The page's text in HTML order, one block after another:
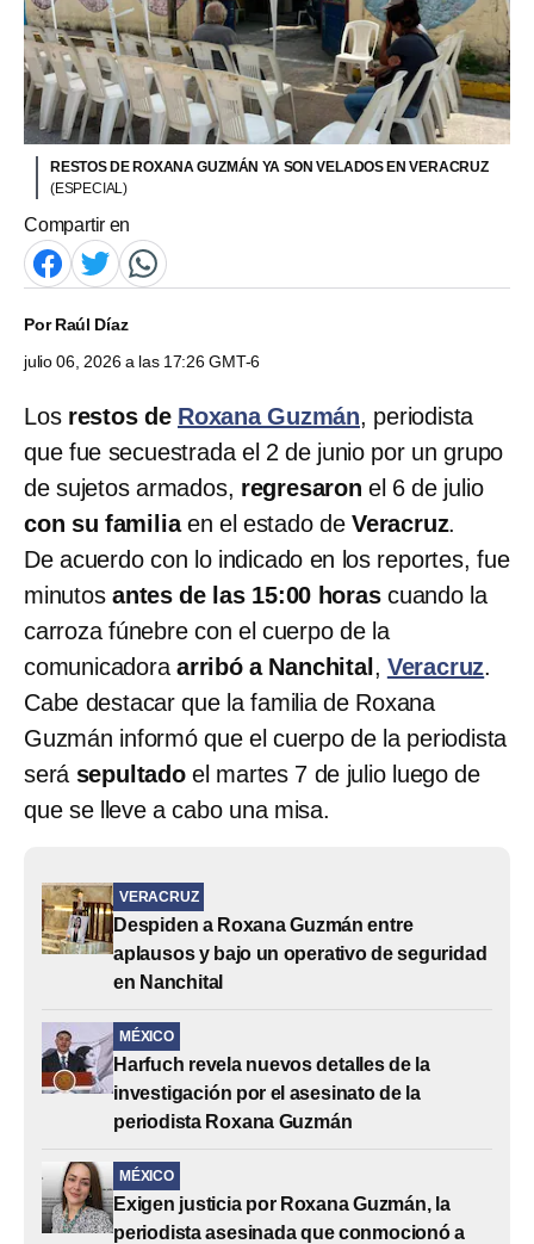
RESTOS DE ROXANA GUZMÁN YA SON VELADOS EN VERACRUZ
(ESPECIAL)
Compartir en
PorRaúl Díaz
julio 06, 2026 a las 17:26 GMT-6
Los restos de Roxana Guzmán, periodista
que fue secuestrada el 2 de junio por un grupo
de sujetos armados, regresaron el 6 de julio
con su familiaen el estado deVeracruz.
De acuerdo con lo indicado en los reportes, fue
minutos antes de las 15:00 horascuando la
carroza fúnebre con el cuerpo de la
comunicadoraarribó a Nanchital , Veracruz.
Cabe destacar que la familia de Roxana
Guzmán informó que el cuerpo de la periodista
será sepultadoel martes 7 de julio luego de
que se lleve a cabo una misa.
VERACRUZ
Despiden a Roxana Guzmán entre
aplausos y bajo un operativo de seguridad
en Nanchital
MÉXICO
Harfuch revela nuevos detalles de la
investigación por el asesinato de la
periodista Roxana Guzmán
MÉXICO
Exigen justicia por Roxana Guzmán, la
periodista asesinada que conmocionó a